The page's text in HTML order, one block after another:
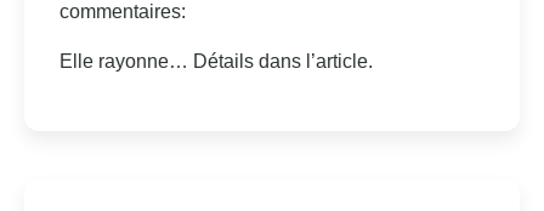
commentaires:
Elle rayonne… Détails dans l’article.